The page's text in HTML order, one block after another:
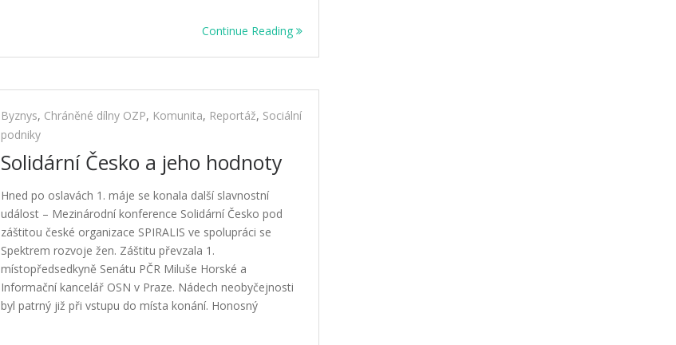
Continue Reading
Byznys, Chráněné dílny OZP, Komunita, Reportáž, Sociální
podniky
Solidární Česko a jeho hodnoty
Hned po oslavách 1. máje se konala další slavnostní
událost – Mezinárodní konference Solidární Česko pod
záštitou české organizace SPIRALIS ve spolupráci se
Spektrem rozvoje žen. Záštitu převzala 1.
místopředsedkyně Senátu PČR Miluše Horské a
Informační kancelář OSN v Praze. Nádech neobyčejnosti
byl patrný již při vstupu do místa konání. Honosný